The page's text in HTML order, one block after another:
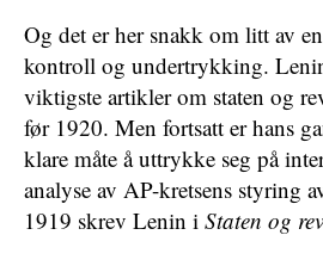
Og det er her snakk om litt av
kontroll og undertrykking.
viktigste artikler om staten og
før 1920. Men fortsatt er hans
klare måte å uttrykke seg på
analyse av AP-kretsens styring
1919 skrev Lenin i Staten og